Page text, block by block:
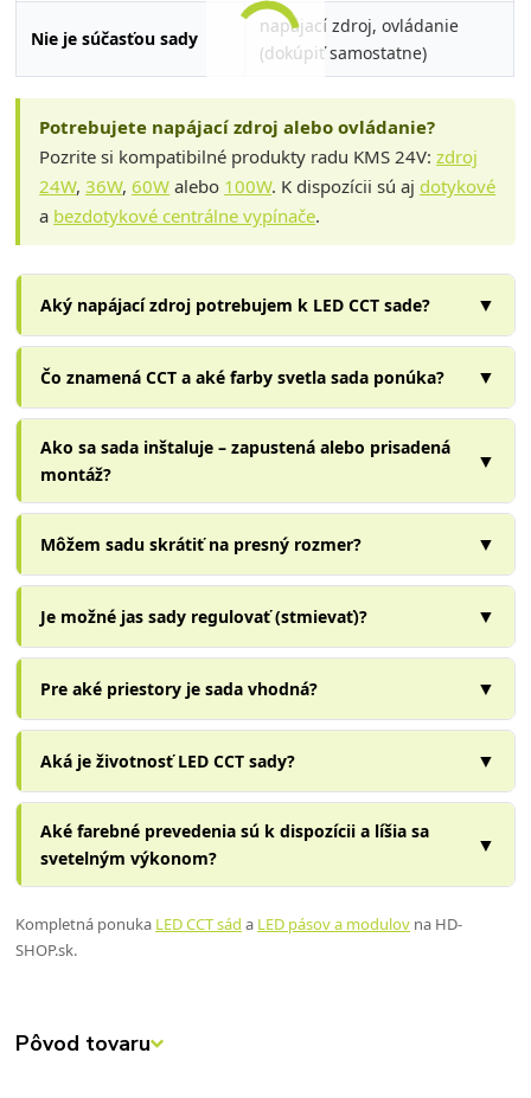
Nie je súčasťou sady
napájací zdroj, ovládanie
(dokúpiť samostatne)
Potrebujete napájací zdroj alebo ovládanie?
Pozrite si kompatibilné produkty radu KMS 24V:zdroj
24W,36W,60W alebo 100W. K dispozícii sú aj dotykové
a bezdotykové centrálne vypínače.
Aký napájací zdroj potrebujem k LED CCT sade? ▼
Čo znamená CCT a aké farby svetla sada ponúka? ▼
Ako sa sada inštaluje – zapustená alebo prisadená
montáž?
▼
Môžem sadu skrátiť na presný rozmer? ▼
Je možné jas sady regulovať (stmievať)? ▼
Pre aké priestory je sada vhodná? ▼
Aká je životnosť LED CCT sady? ▼
Aké farebné prevedenia sú k dispozícii a líšia sa
svetelným výkonom?
▼
Kompletná ponuka LED CCT sád a LED pásov a modulov na HD-
SHOP.sk.
Pôvod tovaru